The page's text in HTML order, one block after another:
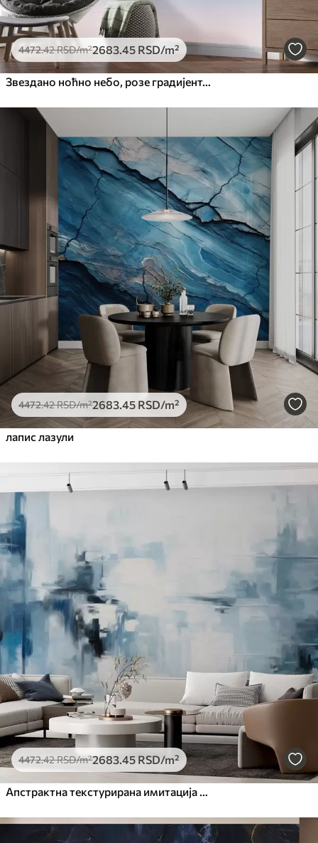
4472.42RSD/m²2683 .45 RSD/m²
Звездано ноћно небо, розе градијент, космички, сазвежђа
4472.42RSD/m²2683 .45 RSD/m²
лапис лазули
4472.42RSD/m²2683 .45 RSD/m²